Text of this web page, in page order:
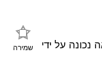
שמירה
נכונה על ידי